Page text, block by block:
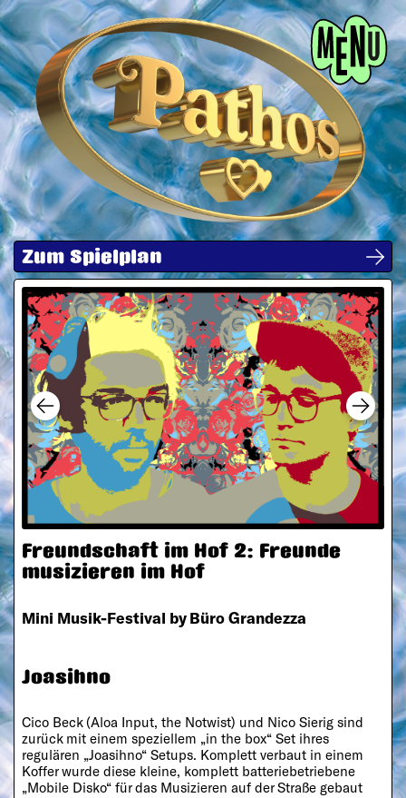
Menü
Zum Spielplan
Next
Freundschaft im Hof 2: Freunde
musizieren im Hof
Mini Musik-Festival by Büro Grandezza
Joasihno
Cico Beck (Aloa Input, the Notwist) und Nico Sierig sind
zurück mit einem speziellem „in the box“ Set ihres
regulären „Joasihno“ Setups. Komplett verbaut in einem
Koffer wurde diese kleine, komplett batteriebetriebene
„Mobile Disko“ für das Musizieren auf der Straße gebaut